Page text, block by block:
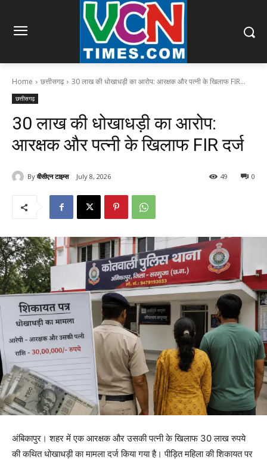
Home छत्तीसगढ़ 30 लाख की धोखाधड़ी का आरोप: आरक्षक और पत्नी के खिलाफ FIR...
छत्तीसगढ़
30 लाख की धोखाधड़ी का आरोप:
आरक्षक और पत्नी के खिलाफ FIR दर्ज
By वीसीएन टाइम्स July 8, 2026 0
49
अंबिकापुर। शहर में एक आरक्षक और उसकी पत्नी के खिलाफ 30 लाख रुपये
की कथित धोखाधड़ी का मामला दर्ज किया गया है। पीड़ित महिला की शिकायत पर